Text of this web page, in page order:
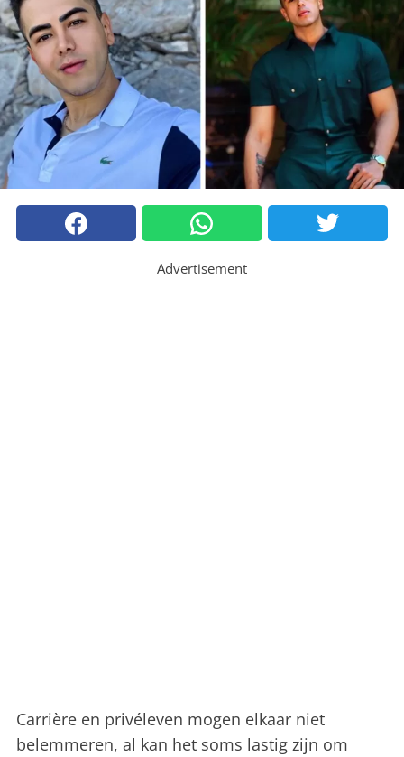
Advertisement
Carrière en privéleven mogen elkaar niet
belemmeren, al kan het soms lastig zijn om